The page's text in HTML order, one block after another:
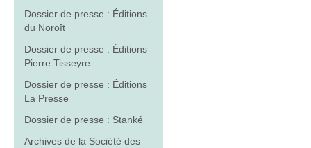
Dossier de presse : Éditions
du Noroît
Dossier de presse : Éditions
Pierre Tisseyre
Dossier de presse : Éditions
La Presse
Dossier de presse : Stanké
Archives de la Société des